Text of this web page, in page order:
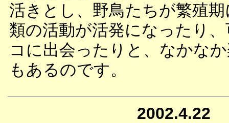
活きとし、野鳥たちが繁殖
類の活動が活発になったり
コに出会ったりと、なかな
もあるのです。
2002.4.22